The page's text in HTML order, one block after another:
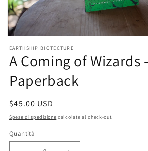
contenuti
1
in
finestra
modale
EARTHSHIP BIOTECTURE
A Coming of Wizards -
Paperback
Prezzo
di
$45.00 USD
Spese di spedizione calcolate al check-out.
Quantità